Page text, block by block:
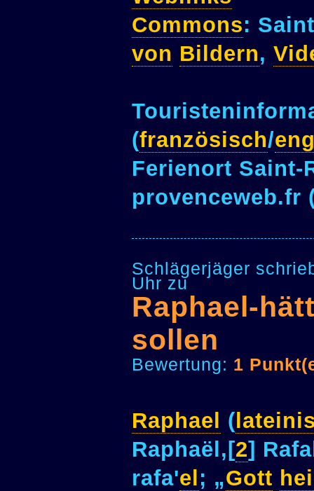
Commons:
von Bildern,
(französisch/
Ferienort Saint-
provenceweb.fr
Schlägerjäger
Uhr zu
Raphael-
sollen
Bewertung: 1
Raphael (
Raphaël,[2]
rafa'el ; „Gott